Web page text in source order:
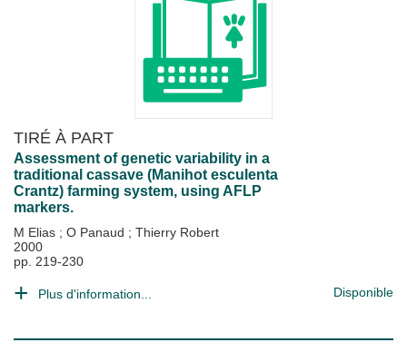
TIRÉ À PART
Assessment of genetic variability in a
traditional cassave (Manihot esculenta
Crantz) farming system, using AFLP
markers.
M Elias ; O Panaud ; Thierry Robert
2000
pp. 219-230
Plus d'information... Disponible